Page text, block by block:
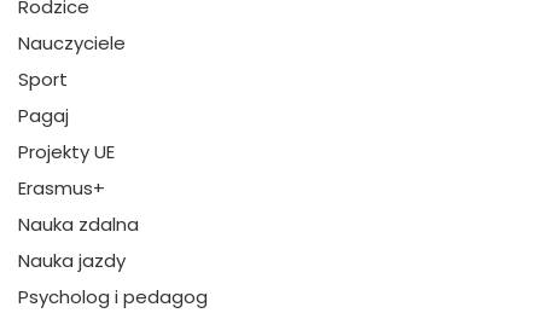
Rodzice
Nauczyciele
Sport
Pagaj
Projekty UE
Erasmus+
Nauka zdalna
Nauka jazdy
Psycholog i pedagog